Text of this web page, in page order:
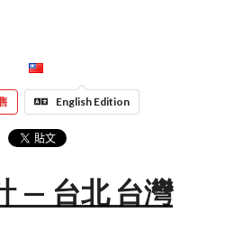
English Edition
— 台北 台灣